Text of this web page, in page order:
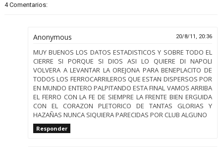
4 Comentarios:
Anonymous 20/8/11, 20:36
MUY BUENOS LOS DATOS ESTADISTICOS Y SOBRE TODO EL
CIERRE SI PORQUE SI DIOS ASI LO QUIERE DI NAPOLI
VOLVERA A LEVANTAR LA OREJONA PARA BENEPLACITO DE
TODOS LOS FERROCARRILEROS QUE ESTAN DISPERSOS POR
EN MUNDO ENTERO PALPITANDO ESTA FINAL VAMOS ARRIBA
EL FERRO CON LA FE DE SIEMPRE LA FRENTE BIEN ERGUIDA
CON EL CORAZON PLETORICO DE TANTAS GLORIAS Y
HAZAÑAS NUNCA SIQUIERA PARECIDAS POR CLUB ALGUNO
Responder